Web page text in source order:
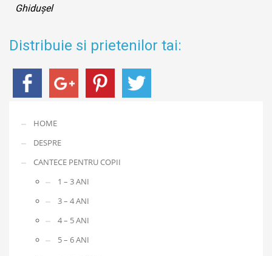
Ghidușel
Distribuie si prietenilor tai:
HOME
DESPRE
CANTECE PENTRU COPII
1 – 3 ANI
3 – 4 ANI
4 – 5 ANI
5 – 6 ANI